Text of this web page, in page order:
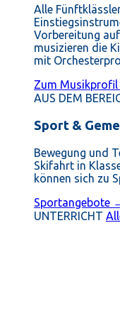
Alle
Vorbereitung
musizieren die
mit
Zum
AUS DEM
Sport &
Bewegung und
Skifahrt in
können sich zu
Sportangebote
UNTERRICHT